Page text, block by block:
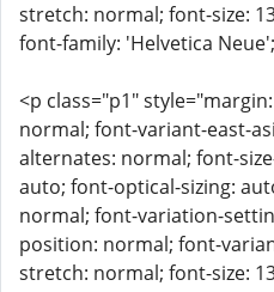
stretch: normal; font-size:
font-family: 'Helvetica
<p class="p1"
normal; font-variant-east-
alternates: normal; font-
auto; font-optical-sizing:
normal; font-variation-
position: normal; font-
stretch: normal; font-size: